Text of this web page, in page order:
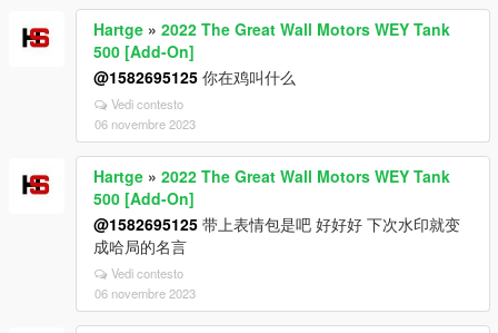
Hartge » 2022 The Great Wall Motors WEY Tank
500 [Add-On]
@1582695125 你在鸡叫什么
Vedi contesto
06 novembre 2023
Hartge » 2022 The Great Wall Motors WEY Tank
500 [Add-On]
@1582695125 带上表情包是吧 好好好 下次水印就变
成哈局的名言
Vedi contesto
06 novembre 2023